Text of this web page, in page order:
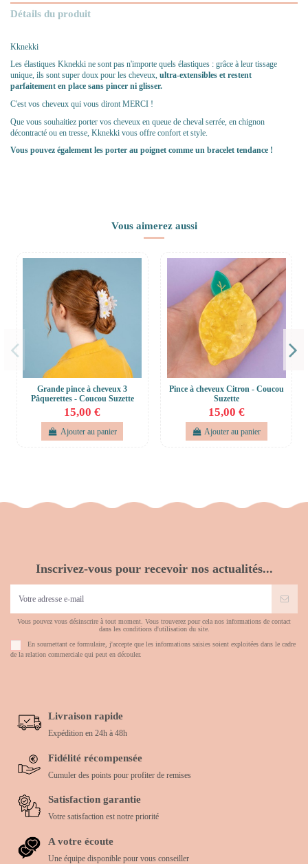
Détails du produit
Kknekki
Les élastiques Kknekki ne sont pas n'importe quels élastiques : grâce à leur tissage
unique, ils sont super doux pour les cheveux, ultra-extensibles et restent
parfaitement en place sans pincer ni glisser.
C'est vos cheveux qui vous diront MERCI !
Que vous souhaitiez porter vos cheveux en queue de cheval serrée, en chignon
décontracté ou en tresse, Kknekki vous offre confort et style.
Vous pouvez également les porter au poignet comme un bracelet tendance !
Vous aimerez aussi
Grande pince à cheveux 3
Pâquerettes - Coucou Suzette
15,00 €
Ajouter au panier
Pince à cheveux Citron - Coucou
Suzette
15,00 €
Ajouter au panier
Inscrivez-vous pour recevoir nos actualités...
Vous pouvez vous désinscrire à tout moment. Vous trouverez pour cela nos informations de contact
dans les conditions d'utilisation du site.
En soumettant ce formulaire, j'accepte que les informations saisies soient exploitées dans le cadre
de la relation commerciale qui peut en découler.
Livraison rapide
Expédition en 24h à 48h
Fidélité récompensée
Cumuler des points pour profiter de remises
Satisfaction garantie
Votre satisfaction est notre priorité
A votre écoute
Une équipe disponible pour vous conseiller